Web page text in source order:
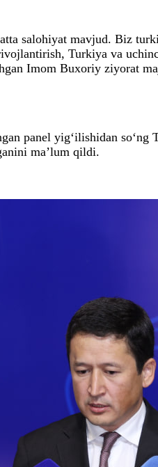
salohiyat mavjud. Biz
Turkiya va
Imom Buxoriy ziyorat
panel yig‘ilishidan
ma’lum qildi.